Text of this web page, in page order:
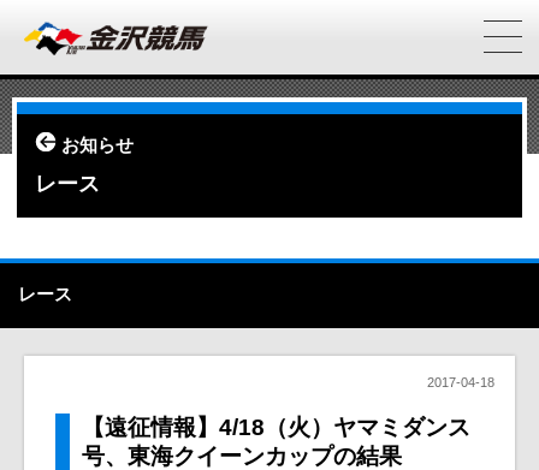
お知らせ
レース
レース
2017-04-18
【遠征情報】4/18（火）ヤマミダンス
号、東海クイーンカップの結果